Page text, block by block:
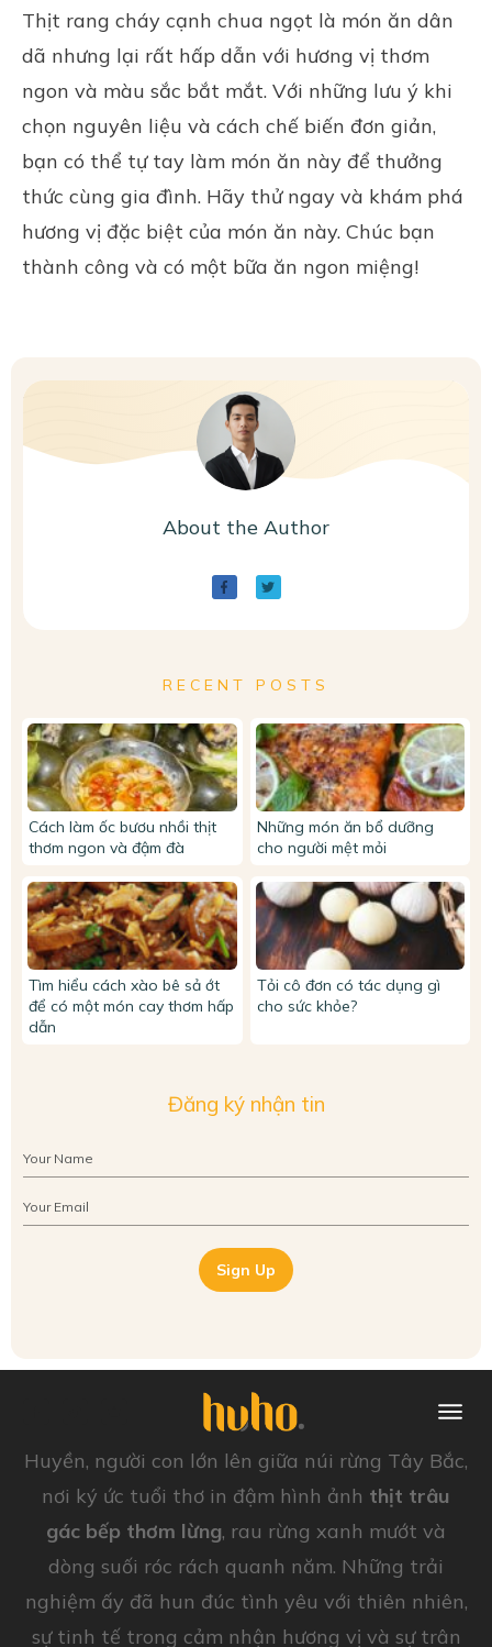
Thịt rang cháy cạnh chua ngọt là món ăn dân
dã nhưng lại rất hấp dẫn với hương vị thơm
ngon và màu sắc bắt mắt. Với những lưu ý khi
chọn nguyên liệu và cách chế biến đơn giản,
bạn có thể tự tay làm món ăn này để thưởng
thức cùng gia đình. Hãy thử ngay và khám phá
hương vị đặc biệt của món ăn này. Chúc bạn
thành công và có một bữa ăn ngon miệng!
About the Author
RECENT POSTS
Cách làm ốc bươu nhồi thịt
thơm ngon và đậm đà
Những món ăn bổ dưỡng
cho người mệt mỏi
Tìm hiểu cách xào bê sả ớt
để có một món cay thơm hấp
dẫn
Tỏi cô đơn có tác dụng gì
cho sức khỏe?
Đăng ký nhận tin
Sign Up
Huyền, người con lớn lên giữa núi rừng Tây Bắc,
nơi ký ức tuổi thơ in đậm hình ảnh thịt trâu
gác bếp thơm lừng, rau rừng xanh mướt và
dòng suối róc rách quanh năm. Những trải
nghiệm ấy đã hun đúc tình yêu với thiên nhiên,
sự tinh tế trong cảm nhận hương vị và sự trân